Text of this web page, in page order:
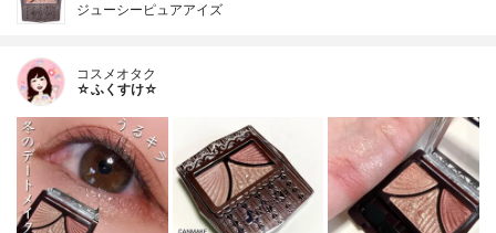
ジューシーピュアアイズ
コスメオタク
☆ふくすけ☆